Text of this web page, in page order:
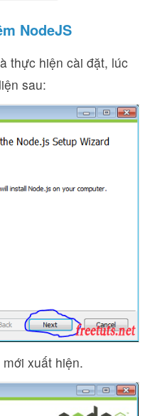
NodeJS
thực hiện cài đặt, lúc
sau:
xuất hiện.